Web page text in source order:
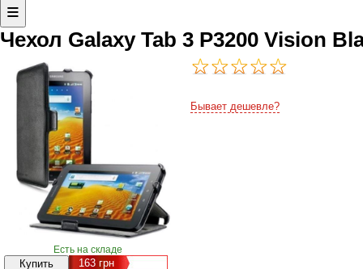
Чехол Galaxy Tab 3 P3200 Vision
Есть на складе
163грн
Бывает дешевле?